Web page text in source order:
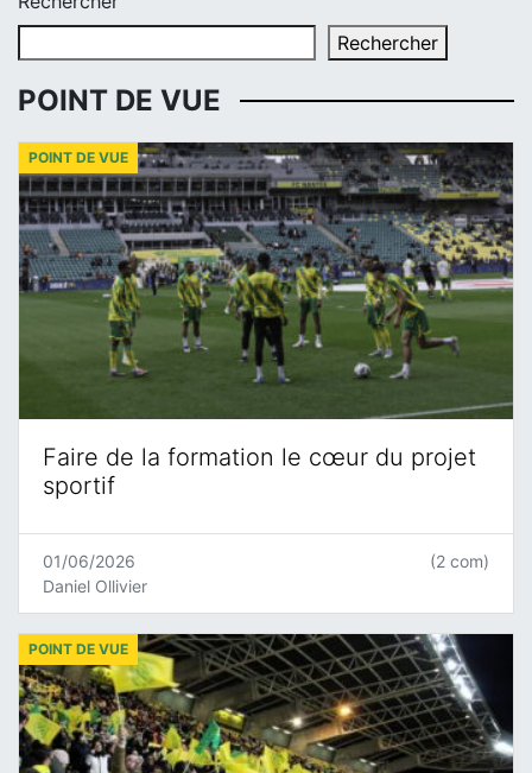
Rechercher
POINT DE VUE
Faire de la formation le cœur du projet
sportif
POINT DE VUE
01/06/2026
Daniel Ollivier
(2 com)
POINT DE VUE